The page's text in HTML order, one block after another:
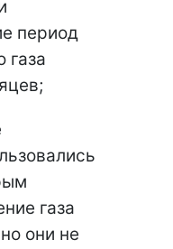
период
газа
газа
они не